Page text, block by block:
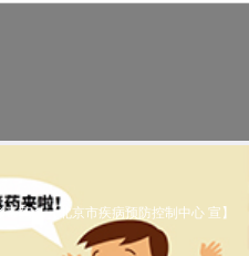
药？【北京市疾病预防控制中心 宣】